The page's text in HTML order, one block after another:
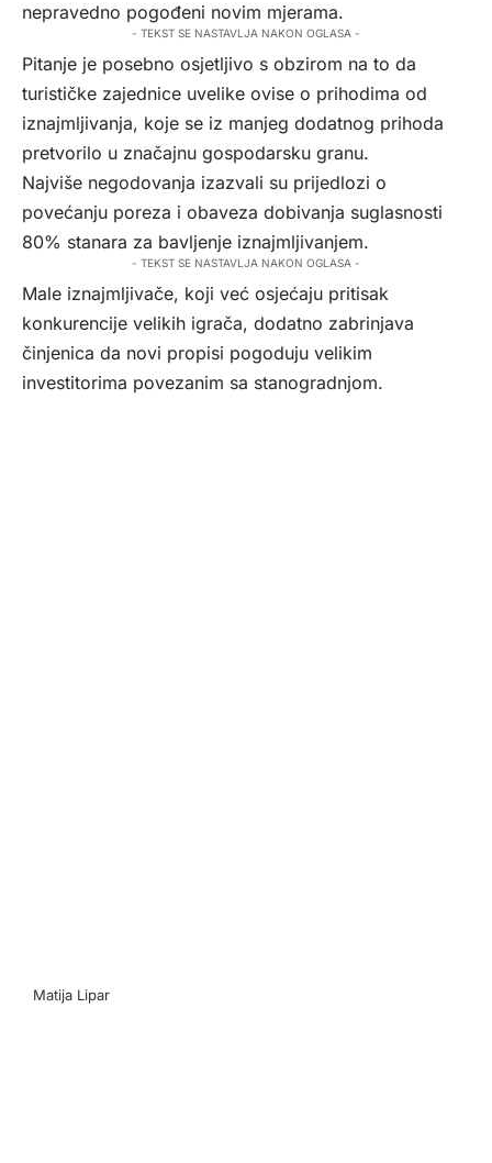
nepravedno pogođeni novim mjerama.
- TEKST SE NASTAVLJA NAKON OGLASA -
Pitanje je posebno osjetljivo s obzirom na to da
turističke zajednice uvelike ovise o prihodima od
iznajmljivanja, koje se iz manjeg dodatnog prihoda
pretvorilo u značajnu gospodarsku granu.
Najviše negodovanja izazvali su prijedlozi o
povećanju poreza i obaveza dobivanja suglasnosti
80% stanara za bavljenje iznajmljivanjem.
- TEKST SE NASTAVLJA NAKON OGLASA -
Male iznajmljivače, koji već osjećaju pritisak
konkurencije velikih igrača, dodatno zabrinjava
činjenica da novi propisi pogoduju velikim
investitorima povezanim sa stanogradnjom.
Matija Lipar